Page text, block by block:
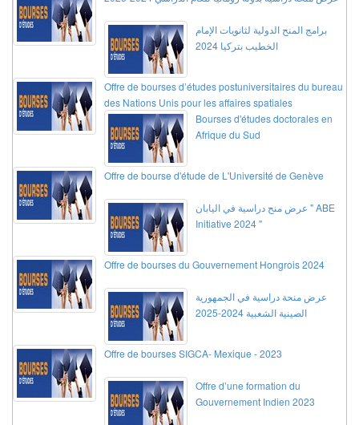
برامج المنح الدولية لثانويات الإمام
الخطيب بتركيا 2024
Offre de bourses d’études postuniversitaires du bureau
des Nations Unis pour les affaires spatiales
Bourses d'études doctorales en
Afrique du Sud
Offre de bourse d'étude de L'Université de Genève
عرض منح دراسية في اليابان " ABE
Initiative 2024 "
Offre de bourses du Gouvernement Hongrois 2024
عرض منحة دراسية في الجمهورية
الصينية الشعبية 2024-2025
Offre de bourses SIGCA- Mexique - 2023
Offre d’une formation du
Gouvernement Indien 2023